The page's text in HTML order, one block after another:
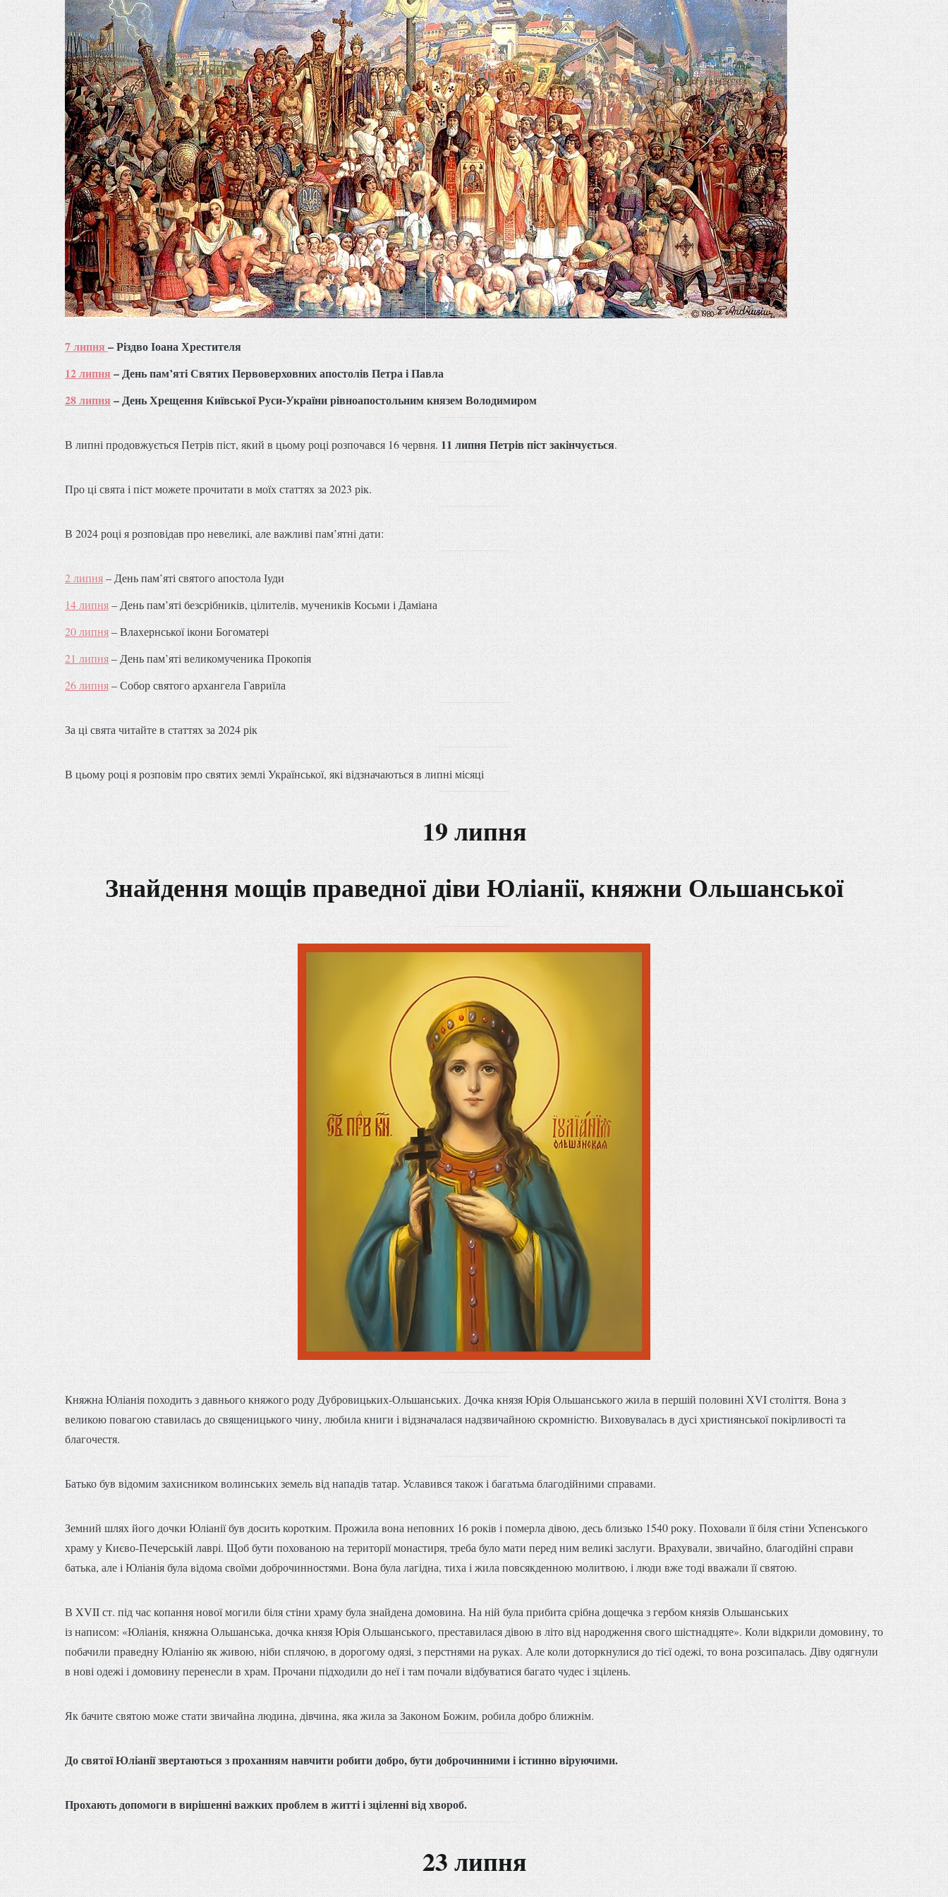
7 липня– Різдво Іоана Хрестителя
12 липня– День пам’яті Святих Первоверховних апостолів Петра і Павла
28 липня– День Хрещення Київської Руси-України рівноапостольним князем Володимиром
В липні продовжується Петрів піст, який в цьому році розпочався 16 червня. 11 липня Петрів піст закінчується.
Про ці свята і піст можете прочитати в моїх статтях за 2023 рік.
В 2024 році я розповідав про невеликі, але важливі пам’ятні дати:
2 липня– День пам’яті святого апостола Іуди
14 липня– День пам’яті безсрібників, цілителів, мучеників Косьми і Даміана
20 липня– Влахернської ікони Богоматері
21 липня– День пам’яті великомученика Прокопія
26 липня– Собор святого архангела Гавриїла
За ці свята читайте в статтях за 2024 рік
В цьому році я розповім про святих землі Української, які відзначаються в липні місяці
19 липня
Знайдення мощів праведної діви Юліанії, княжни Ольшанської
Княжна Юліанія походить з давнього княжого роду Дубровицьких-Ольшанських. Дочка князя Юрія Ольшанського жила в першій половині XVI століття. Вона з
великою повагою ставилась до священицького чину, любила книги і відзначалася надзвичайною скромністю. Виховувалась в дусі християнської покірливості та
благочестя.
Батько був відомим захисником волинських земель від нападів татар. Уславився також і багатьма благодійними справами.
Земний шлях його дочки Юліанії був досить коротким. Прожила вона неповних 16 років і померла дівою, десь близько 1540 року. Поховали її біля стіни Успенського
храму у Києво-Печерській лаврі. Щоб бути похованою на території монастиря, треба було мати перед ним великі заслуги. Врахували, звичайно, благодійні справи
батька, але і Юліанія була відома своїми доброчинностями. Вона була лагідна, тиха і жила повсякденною молитвою, і люди вже тоді вважали її святою.
В XVII ст. під час копання нової могили біля стіни храму була знайдена домовина. На ній була прибита срібна дощечка з гербом князів Ольшанських
із написом: «Юліанія, княжна Ольшанська, дочка князя Юрія Ольшанського, преставилася дівою в літо від народження свого шістнадцяте». Коли відкрили домовину, то
побачили праведну Юліанію як живою, ніби сплячою, в дорогому одязі, з перстнями на руках. Але коли доторкнулися до тієї одежі, то вона розсипалась. Діву одягнули
в нові одежі і домовину перенесли в храм. Прочани підходили до неї і там почали відбуватися багато чудес і зцілень.
Як бачите святою може стати звичайна людина, дівчина, яка жила за Законом Божим, робила добро ближнім.
До святої Юліанії звертаються з проханням навчити робити добро, бути доброчинними і істинно віруючими.
Прохають допомоги в вирішенні важких проблем в житті і зціленні від хвороб.
23 липня